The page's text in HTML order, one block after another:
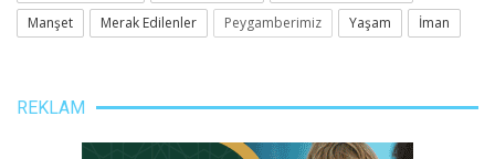
Manşet
Merak Edilenler Peygamberimiz Yaşam İman
REKLAM